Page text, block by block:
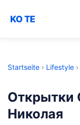
KO TE
Startseite › Lifestyle ›
Открытки
Николая